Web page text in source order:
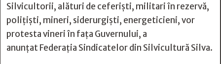
Silvicultorii, alături de ceferişti, militari în rezervă,
poliţişti, mineri, siderurgişti, energeticieni, vor
protesta vineri în fața Guvernului, a
anunțat Federaţia Sindicatelor din Silvicultură Silva.